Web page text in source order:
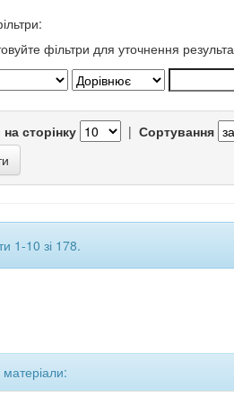
фільтри для уточнення
сторінку | Сортування
1-10 зі 178.